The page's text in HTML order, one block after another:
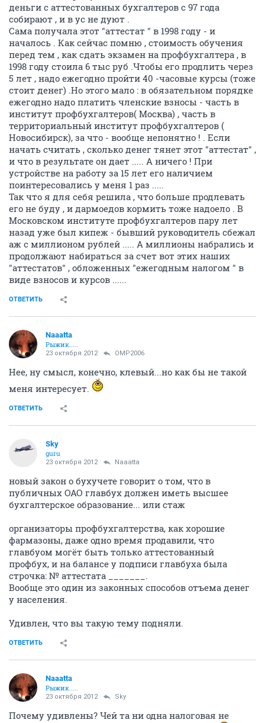
деньги с аттестованных бухгалтеров с 97 года
собирают , и в ус не дуют .
Сама получала этот "аттестат " в 1998 году - и
началось . Как сейчас помню , стоимость обучения
перед тем , как сдать экзамен на профбухгалтера , в
1998 году стоила 6 тыс руб .Чтобы его продлить через
5 лет , надо ежегодно пройти 40 -часовые курсы (тоже
стоит денег) .Но этого мало : в обязательном порядке
ежегодно надо платить членские взносы - часть в
институт профбухгалтеров( Москва) , часть в
территориальный институт профбухгалтеров (
Новосибирск), за что - вообще непонятно ! . Если
начать считать , сколько денег тянет этот "аттестат" ,
и что в результате он дает ..... А ничего ! При
устройстве на работу за 15 лет его наличием
поинтересовались у меня 1 раз .....
Так что я для себя решила , что больше продлевать
его не буду , и дармоедов кормить тоже надоело . В
Московском институте профбухгалтеров пару лет
назад уже был кипеж - бывший руководитель сбежал
аж с миллионом рублей ..... А миллионы набрались и
продолжают набираться за счет вот этих наших
"аттестатов" , обложенных "ежегодным налогом " в
виде взносов и курсов ......
ОТВЕТИТЬ
Naaatta
Рыжик.....
23 октября 2012 OMP2006
Нее, ну смысл, конечно, клевый...но как бы не такой
меня интересует.
ОТВЕТИТЬ
Sky
guru
23 октября 2012 Naaatta
новый закон о бухучете говорит о том, что в
публичных ОАО главбух должен иметь высшее
бухгалтерское образование... или стаж
организаторы профбухгалтерства, как хорошие
фармазоны, даже одно время продавили, что
главбуом могёт быть только аттестованный
профбух, и на балансе у подписи главбуха была
строчка: № аттестата _______.
Вообще это один из законных способов отъема денег
у населения.
Удивлен, что вы такую тему подняли.
ОТВЕТИТЬ
Naaatta
Рыжик.....
23 октября 2012 Sky
Почему удивлены? Чей та ни одна налоговая не